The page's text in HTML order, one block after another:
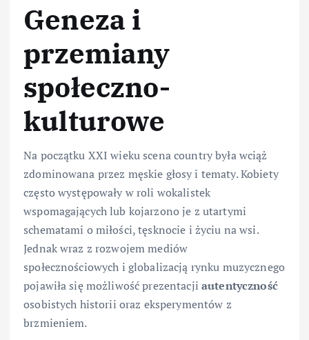
Geneza i
przemiany
społeczno-
kulturowe
Na początku XXI wieku scena country była wciąż
zdominowana przez męskie głosy i tematy. Kobiety
często występowały w roli wokalistek
wspomagających lub kojarzono je z utartymi
schematami o miłości, tęsknocie i życiu na wsi.
Jednak wraz z rozwojem mediów
społecznościowych i globalizacją rynku muzycznego
pojawiła się możliwość prezentacjiautentyczność
osobistych historii oraz eksperymentów z
brzmieniem.